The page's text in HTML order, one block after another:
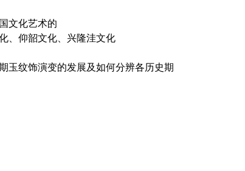
文化艺术的
、仰韶文化、兴隆洼文化
玉纹饰演变的发展及如何分辨各历史期